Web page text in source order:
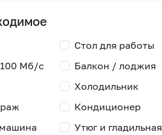
Мб/с
Стол для работы
Балкон / лоджия
Холодильник
Кондиционер
Утюг и гладильная